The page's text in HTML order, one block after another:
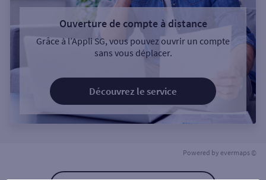
Ouverture de compte à distance
Grâce à l’Appli SG, vous pouvez ouvrir un compte
sans vous déplacer.
Découvrez le service
Powered by evermaps ©